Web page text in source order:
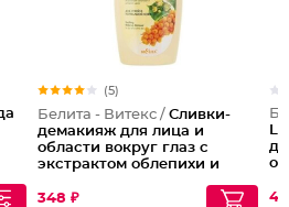
(5)
Белита - Витекс / Сливки-
демакияж для лица и
области вокруг глаз с
экстрактом облепихи и
успокаивающие Soothing
348 ₽